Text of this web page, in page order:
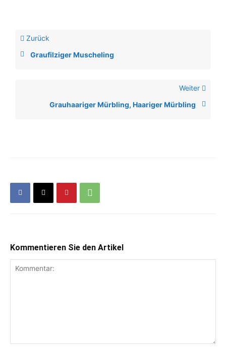
Zurück
Graufilziger Muscheling
Weiter
Grauhaariger Mürbling, Haariger Mürbling
Kommentieren Sie den Artikel